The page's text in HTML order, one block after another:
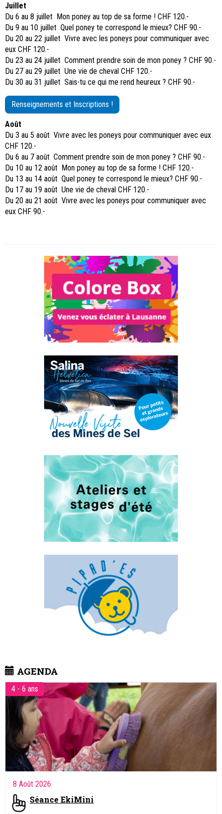
Juillet
Du 6 au 8 juillet Mon poney au top de sa forme ! CHF 120.-
Du 9 au 10 juillet Quel poney te correspond le mieux? CHF 90.-
Du 20 au 22 juillet Vivre avec les poneys pour communiquer avec
eux CHF 120.-
Du 23 au 24 juillet Comment prendre soin de mon poney ? CHF 90.-
Du 27 au 29 juillet Une vie de cheval CHF 120.-
Du 30 au 31 juillet Sais-tu ce qui me rend heureux ? CHF 90.-
Renseignements et Inscriptions !
Août
Du 3 au 5 août Vivre avec les poneys pour communiquer avec eux
CHF 120.-
Du 6 au 7 août Comment prendre soin de mon poney ? CHF 90.-
Du 10 au 12 août Mon poney au top de sa forme ! CHF 120.-
Du 13 au 14 août Quel poney te correspond le mieux? CHF 90.-
Du 17 au 19 août Une vie de cheval CHF 120.-
Du 20 au 21 août Vivre avec les poneys pour communiquer avec
eux CHF 90.-
AGENDA
4 - 6 ans
8 Août 2026
Séance EkiMini